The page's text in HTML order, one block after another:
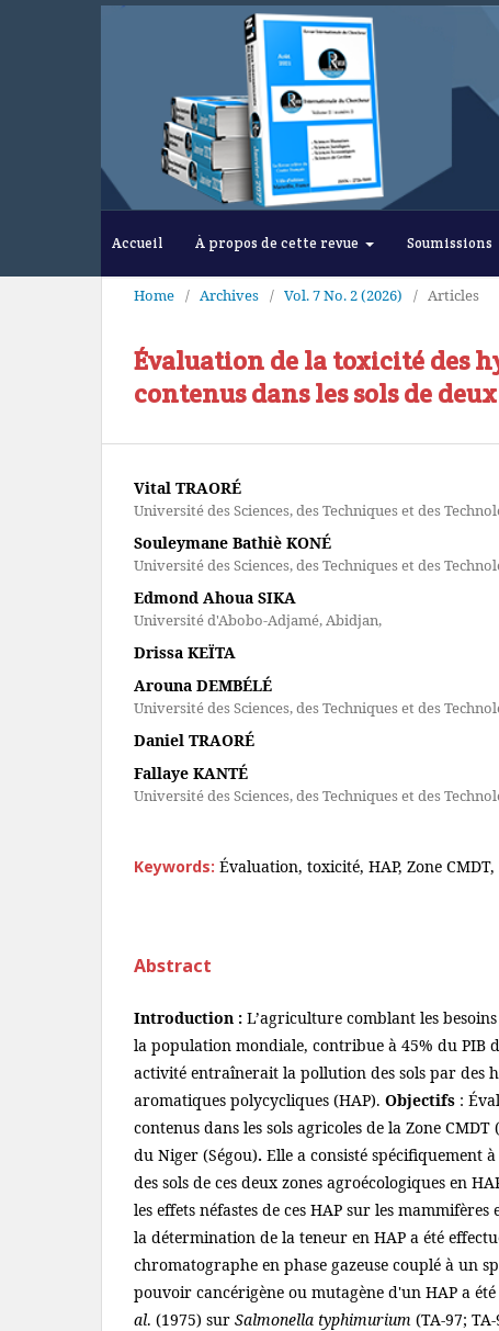
Accueil À propos de cette revue Soumissions
Home / Archives / Vol. 7 No. 2 (2026) / Articles
Évaluation de la toxicité des
contenus dans les sols de
Vital TRAORÉ
Université des Sciences, des Techniques et des
Souleymane Bathiè KONÉ
Université des Sciences, des Techniques et des
Edmond Ahoua SIKA
Université d'Abobo-Adjamé, Abidjan,
Drissa KEÏTA
Arouna DEMBÉLÉ
Université des Sciences, des Techniques et des
Daniel TRAORÉ
Fallaye KANTÉ
Université des Sciences, des Techniques et des
Keywords: Évaluation, toxicité, HAP, Zone
Abstract
Introduction : L’agriculture comblant les
la population mondiale, contribue à 45% du PIB
activité entraînerait la pollution des sols par des
aromatiques polycycliques (HAP). Objectifs :
contenus dans les sols agricoles de la Zone CMDT
du Niger (Ségou). Elle a consisté spécifiquement
des sols de ces deux zones agroécologiques en
les effets néfastes de ces HAP sur les mammifères
la détermination de la teneur en HAP a été
chromatographe en phase gazeuse couplé à un
pouvoir cancérigène ou mutagène d'un HAP a
al. (1975) sur Salmonella typhimurium (TA-97;